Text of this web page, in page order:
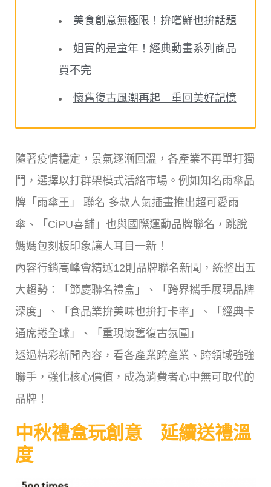
美食創意無極限！拚嚐鮮也拚話題
姐買的是童年！經典動畫系列商品
買不完
懷舊復古風潮再起 重回美好記憶
隨著疫情穩定，景氣逐漸回溫，各產業不再單打獨
鬥，選擇以打群架模式活絡市場。例如知名雨傘品
牌「雨傘王」 聯名 多款人氣插畫推出超可愛雨
傘、「CiPU喜舖」也與國際運動品牌聯名，跳脫
媽媽包刻板印象讓人耳目一新！
內容行銷高峰會精選12則品牌聯名新聞，統整出五
大趨勢：「節慶聯名禮盒」、「跨界攜手展現品牌
深度」、「食品業拚美味也拚打卡率」、「經典卡
通席捲全球」、「重現懷舊復古氛圍」
透過精彩新聞內容，看各產業跨產業、跨領域強強
聯手，強化核心價值，成為消費者心中無可取代的
品牌！
中秋禮盒玩創意 延續送禮溫
度